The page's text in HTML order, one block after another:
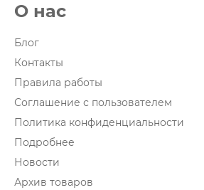
О нас
Блог
Контакты
Правила работы
Соглашение с пользователем
Политика конфиденциальности
Подробнее
Новости
Архив товаров